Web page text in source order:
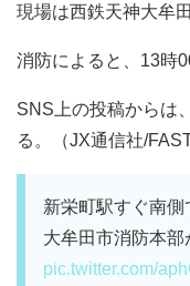
現場は西鉄天神大牟
消防によると、13時
SNS上の投稿からは
る。（JX通信社/
新栄町駅すぐ南
大牟田市消防本部
pic.twitter.com/